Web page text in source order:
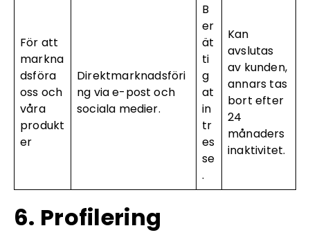
För att
markna
dsföra
oss och
våra
produkt
er
Direktmarknadsföri
ng via e-post och
sociala medier.
B
er
ät
ti
g
at
in
tr
es
se
.
Kan
avslutas
av kunden,
annars tas
bort efter
24
månaders
inaktivitet.
6. Profilering